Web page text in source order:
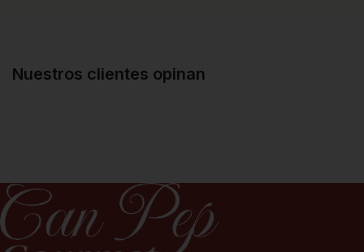
Nuestros clientes opinan